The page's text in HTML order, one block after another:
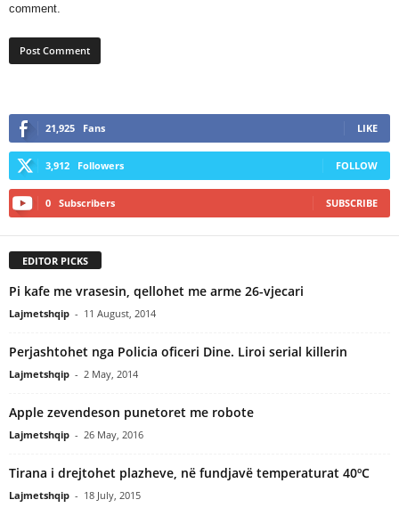
comment.
21,925 Fans LIKE
3,912 Followers FOLLOW
0 Subscribers SUBSCRIBE
EDITOR PICKS
Pi kafe me vrasesin, qellohet me arme 26-vjecari
Lajmetshqip - 11 August, 2014
Perjashtohet nga Policia oficeri Dine. Liroi serial killerin
Lajmetshqip - 2 May, 2014
Apple zevendeson punetoret me robote
Lajmetshqip - 26 May, 2016
Tirana i drejtohet plazheve, në fundjavë temperaturat 40ºC
Lajmetshqip - 18 July, 2015